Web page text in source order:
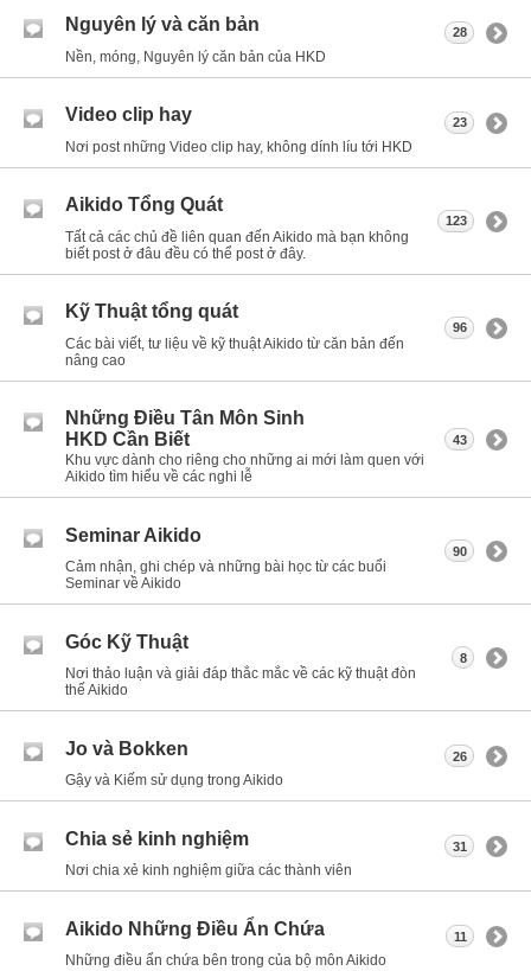
Nguyên lý và căn bản
Nền, móng, Nguyên lý căn bản của HKD
28
Video clip hay
Nơi post những Video clip hay, không dính líu tới HKD
23
Aikido Tổng Quát
Tất cả các chủ đề liên quan đến Aikido mà bạn không
biết post ở đâu đều có thể post ở đây.
123
Kỹ Thuật tổng quát
Các bài viết, tư liệu về kỹ thuật Aikido từ căn bản đến
nâng cao
96
Những Điều Tân Môn Sinh
HKD Cần Biết
Khu vực dành cho riêng cho những ai mới làm quen với
Aikido tìm hiểu về các nghi lễ
43
Seminar Aikido
Cảm nhận, ghi chép và những bài học từ các buổi
Seminar về Aikido
90
Góc Kỹ Thuật
Nơi thảo luận và giải đáp thắc mắc về các kỹ thuật đòn
thế Aikido
8
Jo và Bokken
Gậy và Kiếm sử dụng trong Aikido
26
Chia sẻ kinh nghiệm
Nơi chia xẻ kinh nghiệm giữa các thành viên
31
Aikido Những Điều Ẩn Chứa
Những điều ẩn chứa bên trong của bộ môn Aikido
11